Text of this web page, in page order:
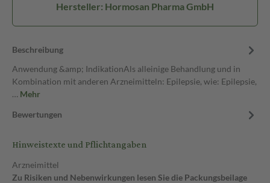
Hersteller: Hormosan Pharma GmbH
Beschreibung
Anwendung &amp; IndikationAls alleinige Behandlung und in
Kombination mit anderen Arzneimitteln: Epilepsie, wie: Epilepsie,
… Mehr
Bewertungen
Hinweistexte und Pflichtangaben
Arzneimittel
Zu Risiken und Nebenwirkungen lesen Sie die Packungsbeilage